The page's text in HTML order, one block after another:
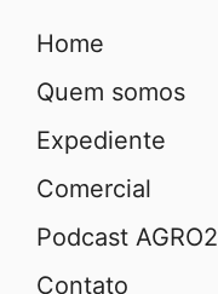
Home
Quem somos
Expediente
Comercial
Podcast AGRO2
Contato